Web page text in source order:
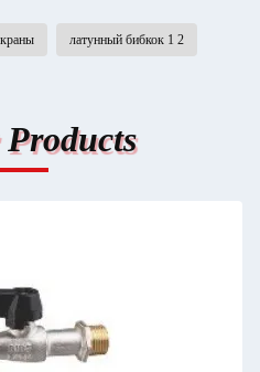
латунный бибкок 1 2